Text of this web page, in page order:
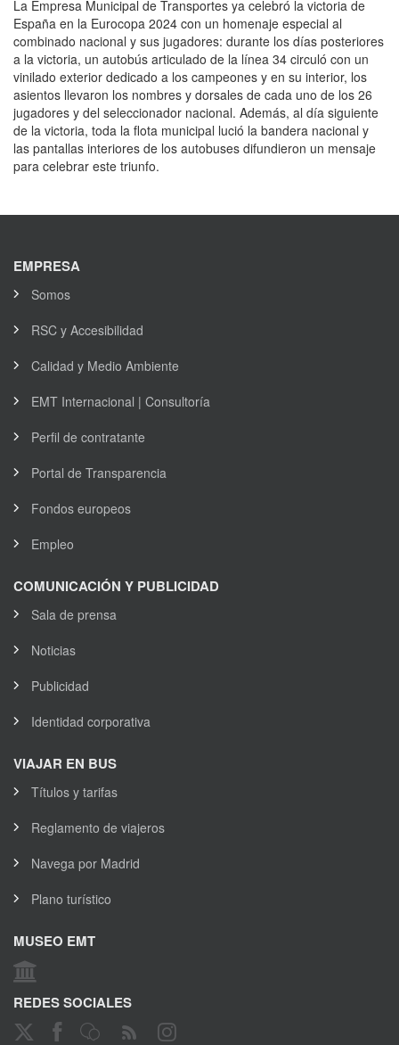
La Empresa Municipal de Transportes ya celebró la victoria de
España en la Eurocopa 2024 con un homenaje especial al
combinado nacional y sus jugadores: durante los días posteriores
a la victoria, un autobús articulado de la línea 34 circuló con un
vinilado exterior dedicado a los campeones y en su interior, los
asientos llevaron los nombres y dorsales de cada uno de los 26
jugadores y del seleccionador nacional. Además, al día siguiente
de la victoria, toda la flota municipal lució la bandera nacional y
las pantallas interiores de los autobuses difundieron un mensaje
para celebrar este triunfo.
EMPRESA
Somos
RSC y Accesibilidad
Calidad y Medio Ambiente
EMT Internacional | Consultoría
Perfil de contratante
Portal de Transparencia
Fondos europeos
Empleo
COMUNICACIÓN Y PUBLICIDAD
Sala de prensa
Noticias
Publicidad
Identidad corporativa
VIAJAR EN BUS
Títulos y tarifas
Reglamento de viajeros
Navega por Madrid
Plano turístico
MUSEO EMT
REDES SOCIALES